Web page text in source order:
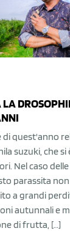
quest'anno
suzuki, che
Nel caso
parassita
a grandi
autunnali e
di frutta, […]